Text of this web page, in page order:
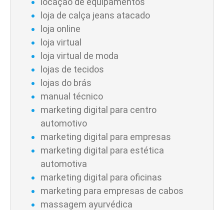
loja de calça jeans atacado
loja online
loja virtual
loja virtual de moda
lojas de tecidos
lojas do brás
manual técnico
marketing digital para centro
automotivo
marketing digital para empresas
marketing digital para estética
automotiva
marketing digital para oficinas
marketing para empresas de cabos
massagem ayurvédica